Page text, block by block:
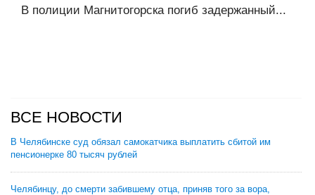
В полиции Магнитогорска погиб задержанный...
ВСЕ НОВОСТИ
В Челябинске суд обязал самокатчика выплатить сбитой им
пенсионерке 80 тысяч рублей
Челябинцу, до смерти забившему отца, приняв того за вора,